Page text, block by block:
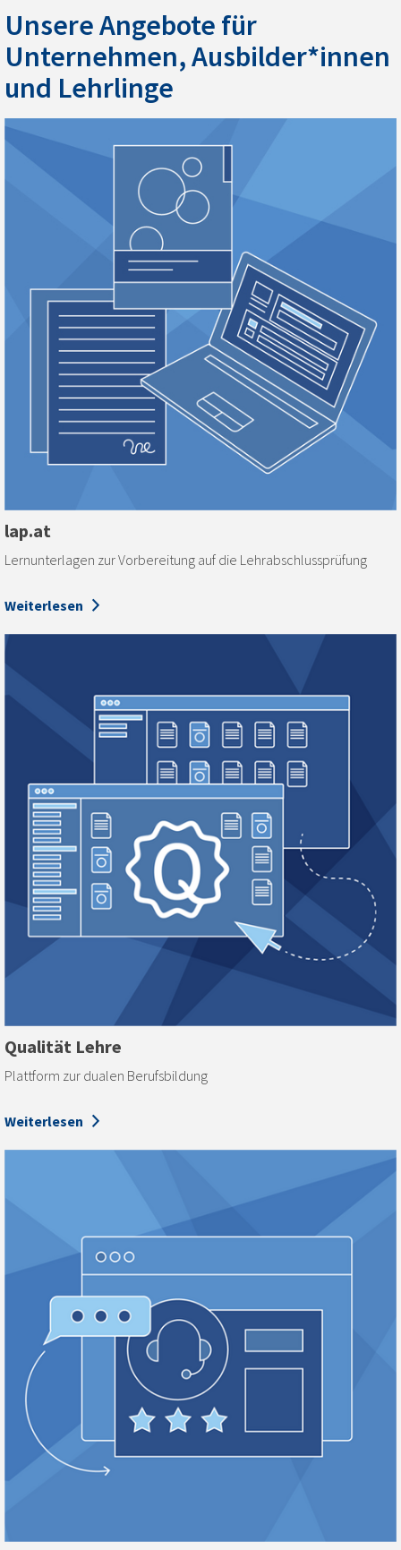
Unsere Angebote für
Unternehmen, Ausbilder*innen
und Lehrlinge
lap.at
Lernunterlagen zur Vorbereitung auf die Lehrabschlussprüfung
Weiterlesen
Qualität Lehre
Plattform zur dualen Berufsbildung
Weiterlesen